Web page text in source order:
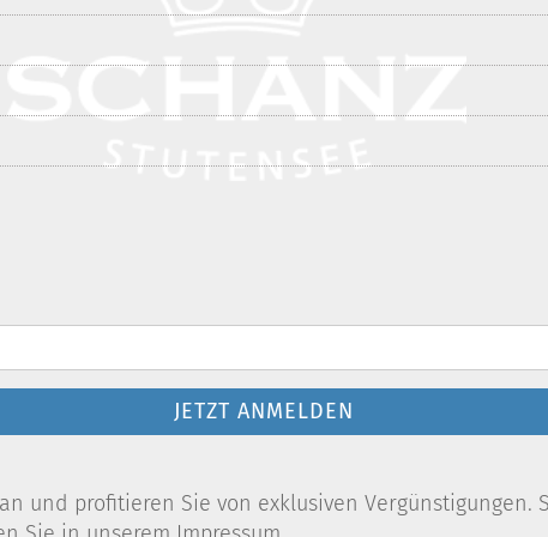
JETZT ANMELDEN
und profitieren Sie von exklusiven